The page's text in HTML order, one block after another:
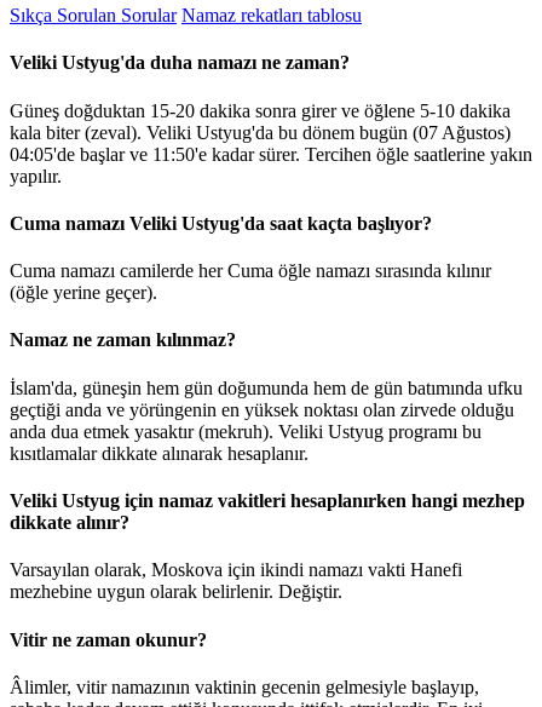
Sıkça Sorulan Sorular Namaz rekatları tablosu
Veliki Ustyug'da duha namazı ne zaman?
Güneş doğduktan 15-20 dakika sonra girer ve öğlene 5-10 dakika
kala biter (zeval). Veliki Ustyug'da bu dönem bugün (07 Ağustos)
04:05'de başlar ve 11:50'e kadar sürer. Tercihen öğle saatlerine yakın
yapılır.
Cuma namazı Veliki Ustyug'da saat kaçta başlıyor?
Cuma namazı camilerde her Cuma öğle namazı sırasında kılınır
(öğle yerine geçer).
Namaz ne zaman kılınmaz?
İslam'da, güneşin hem gün doğumunda hem de gün batımında ufku
geçtiği anda ve yörüngenin en yüksek noktası olan zirvede olduğu
anda dua etmek yasaktır (mekruh). Veliki Ustyug programı bu
kısıtlamalar dikkate alınarak hesaplanır.
Veliki Ustyug için namaz vakitleri hesaplanırken hangi mezhep
dikkate alınır?
Varsayılan olarak, Moskova için ikindi namazı vakti Hanefi
mezhebine uygun olarak belirlenir. Değiştir.
Vitir ne zaman okunur?
Âlimler, vitir namazının vaktinin gecenin gelmesiyle başlayıp,